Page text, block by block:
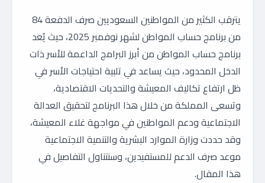
يترقب الكثير من المواطنين السعوديين صرف الدفعة 84
من برنامج حساب المواطن لشهر نوفمبر 2025، حيث يُعد
برنامج حساب المواطن من أبرز البرامج الداعمة للأسر ذات
الدخل المحدود، حيث يساعد في تلبية احتياجات الأسر في
ظل ارتفاع تكاليف المعيشة والتحديات الاقتصادية،
وتسعى المملكة من خلال هذا البرنامج لتحقيق العدالة
الاجتماعية ودعم المواطنين في مواجهة غلاء المعيشة،
وقد حددت وزارة الموارد البشرية والتنمية الاجتماعية
موعد صرف الدعم للمستفيدين، وسنتناول التفاصيل في
هذا المقال.